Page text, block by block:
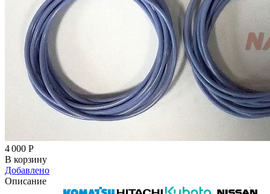
4 000 Р
В корзину
Добавлено
Описание